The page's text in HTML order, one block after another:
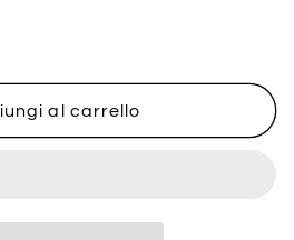
al carrello